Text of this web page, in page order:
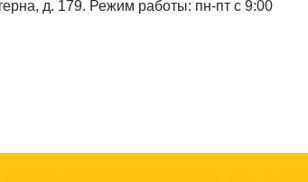
д. 179. Режим работы: пн-пт с 9:00